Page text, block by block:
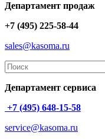
Департамент продаж
+7 (495) 225-58-44
sales@kasoma.ru
Департамент сервиса
+7 (495) 648-15-58
service@kasoma.ru